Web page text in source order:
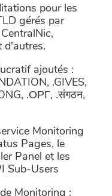
pour les
gérés par
d'autres.
ajoutés :
.GIVES,
.ОРГ, .संगठन,
Monitoring
Pages, le
Panel et les
Sub-Users
Monitoring :